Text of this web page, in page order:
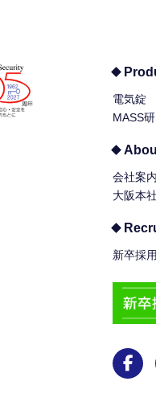
電気錠
MASS
会社案内
大阪本社
新卒採用